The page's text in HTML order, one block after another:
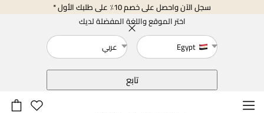
سجل الآن واحصل على خصم 10٪ على طلبك الأول *
اختر الموقع واللغة المفضلة لديك
Egypt
عربي
تابع